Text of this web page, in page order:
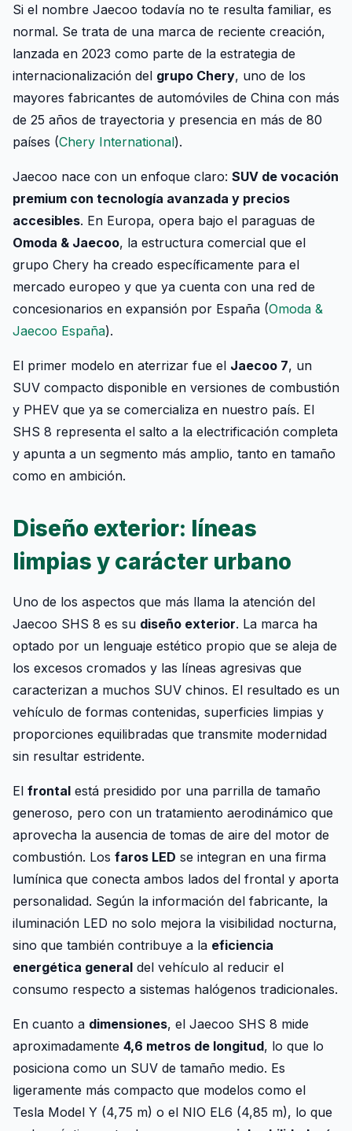
Si el nombre Jaecoo todavía no te resulta familiar, es
normal. Se trata de una marca de reciente creación,
lanzada en 2023 como parte de la estrategia de
internacionalización del grupo Chery, uno de los
mayores fabricantes de automóviles de China con más
de 25 años de trayectoria y presencia en más de 80
países (Chery International).
Jaecoo nace con un enfoque claro: SUV de vocación
premium con tecnología avanzada y precios
accesibles. En Europa, opera bajo el paraguas de
Omoda & Jaecoo, la estructura comercial que el
grupo Chery ha creado específicamente para el
mercado europeo y que ya cuenta con una red de
concesionarios en expansión por España (Omoda &
Jaecoo España).
El primer modelo en aterrizar fue el Jaecoo 7, un
SUV compacto disponible en versiones de combustión
y PHEV que ya se comercializa en nuestro país. El
SHS 8 representa el salto a la electrificación completa
y apunta a un segmento más amplio, tanto en tamaño
como en ambición.
Diseño exterior: líneas
limpias y carácter urbano
Uno de los aspectos que más llama la atención del
Jaecoo SHS 8 es su diseño exterior. La marca ha
optado por un lenguaje estético propio que se aleja de
los excesos cromados y las líneas agresivas que
caracterizan a muchos SUV chinos. El resultado es un
vehículo de formas contenidas, superficies limpias y
proporciones equilibradas que transmite modernidad
sin resultar estridente.
El frontal está presidido por una parrilla de tamaño
generoso, pero con un tratamiento aerodinámico que
aprovecha la ausencia de tomas de aire del motor de
combustión. Los faros LED se integran en una firma
lumínica que conecta ambos lados del frontal y aporta
personalidad. Según la información del fabricante, la
iluminación LED no solo mejora la visibilidad nocturna,
sino que también contribuye a la eficiencia
energética general del vehículo al reducir el
consumo respecto a sistemas halógenos tradicionales.
En cuanto a dimensiones, el Jaecoo SHS 8 mide
aproximadamente 4,6 metros de longitud, lo que lo
posiciona como un SUV de tamaño medio. Es
ligeramente más compacto que modelos como el
Tesla Model Y (4,75 m) o el NIO EL6 (4,85 m), lo que